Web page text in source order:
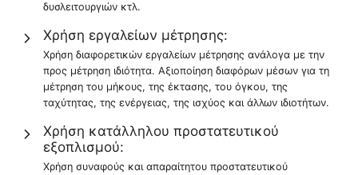
δυσλειτουργιών κτλ.
Χρήση εργαλείων μέτρησης:
Χρήση διαφορετικών εργαλείων μέτρησης ανάλογα με την
προς μέτρηση ιδιότητα. Αξιοποίηση διαφόρων μέσων για τη
μέτρηση του μήκους, της έκτασης, του όγκου, της
ταχύτητας, της ενέργειας, της ισχύος και άλλων ιδιοτήτων.
Χρήση κατάλληλου προστατευτικού
εξοπλισμού:
Χρήση συναφούς και απαραίτητου προστατευτικού